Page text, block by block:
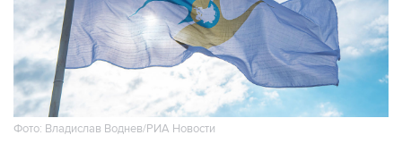
Фото: Владислав Воднев/РИА Новости